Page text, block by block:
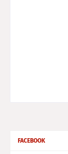
FACEBOOK